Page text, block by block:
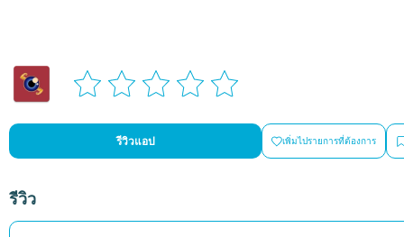
รีวิวแอป เพิ่มไปรายการที่ต้องการ
รีวิว